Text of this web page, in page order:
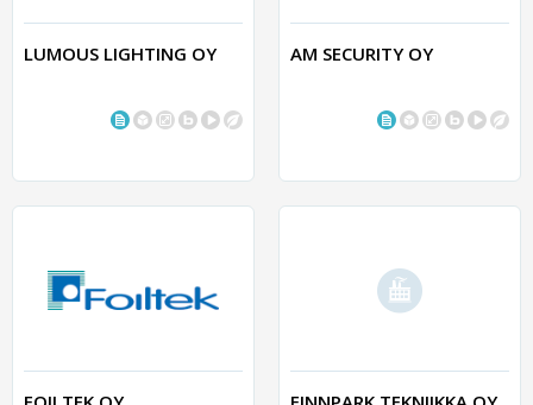
LUMOUS LIGHTING OY AM SECURITY OY